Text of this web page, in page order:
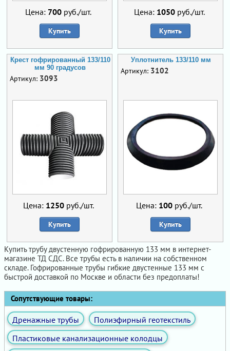
Цена: 700 руб./шт.
Купить
Цена: 1050руб./шт.
Купить
Крест гофрированный 133/110
мм 90 градусов
Артикул: 3093
Цена: 1250руб./шт.
Купить
Уплотнитель 133/110 мм
Артикул: 3102
Цена: 100 руб./шт.
Купить
Купить трубу двустенную гофрированную 133 мм в интернет-
магазине ТД СДС. Все трубы есть в наличии на собственном
складе. Гофрированные трубы гибкие двустенные 133 мм с
быстрой доставкой по Москве и области без предоплаты!
Сопутствующие товары:
Дренажные трубы
Полиэфирный геотекстиль
Пластиковые канализационные колодцы